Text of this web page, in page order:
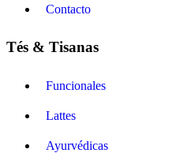
Contacto
Tés & Tisanas
Funcionales
Lattes
Ayurvédicas